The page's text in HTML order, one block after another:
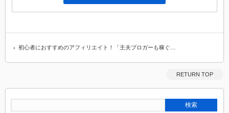
初心者におすすめのアフィリエイト！「主夫ブロガーも稼ぐ…
RETURN TOP